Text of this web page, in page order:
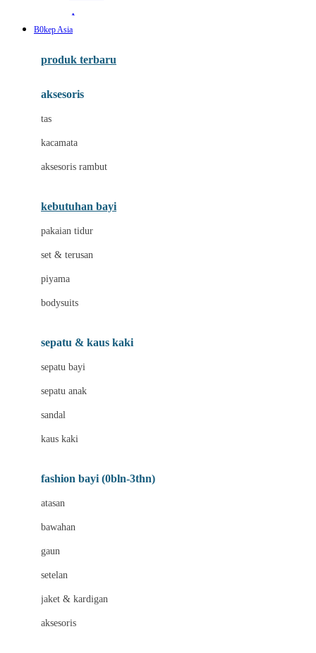
Awan
Baabaasheepz
Baby Dove
Baby Jogger
Beauty Barn
Bio Oil
Biolane
Bizzi Growin
Blooming Marvellous
Bravado
Buds Organics
Bugaboo
B0kep Asia
produk terbaru
aksesoris
tas
kacamata
aksesoris rambut
kebutuhan bayi
pakaian tidur
set & terusan
piyama
bodysuits
sepatu & kaus kaki
sepatu bayi
sepatu anak
sandal
kaus kaki
fashion bayi (0bln-3thn)
atasan
bawahan
gaun
setelan
jaket & kardigan
aksesoris